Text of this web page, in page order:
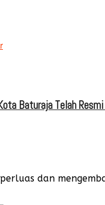
Baturaja Telah
dan